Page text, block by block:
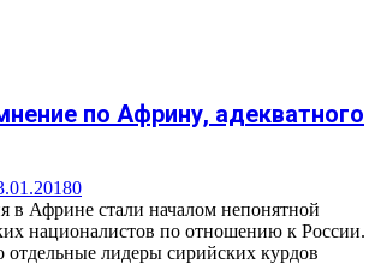
по Африну, адекватного
0
в Африне стали началом непонятной
националистов по отношению к России.
отдельные лидеры сирийских курдов